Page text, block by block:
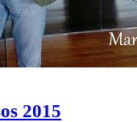
2015